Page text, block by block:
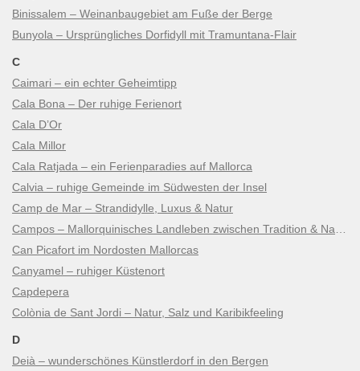
Binissalem – Weinanbaugebiet am Fuße der Berge
Bunyola – Ursprüngliches Dorfidyll mit Tramuntana-Flair
C
Caimari – ein echter Geheimtipp
Cala Bona – Der ruhige Ferienort
Cala D’Or
Cala Millor
Cala Ratjada – ein Ferienparadies auf Mallorca
Calvia – ruhige Gemeinde im Südwesten der Insel
Camp de Mar – Strandidylle, Luxus & Natur
Can Picafort im Nordosten Mallorcas
Canyamel – ruhiger Küstenort
Capdepera
Colònia de Sant Jordi – Natur, Salz und Karibikfeeling
D
Deià – wunderschönes Künstlerdorf in den Bergen